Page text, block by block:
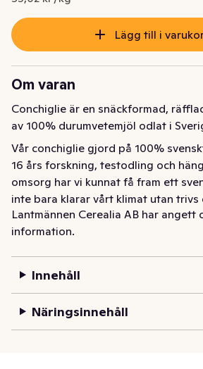
Lägg till i
Om varan
Conchiglie är en snäckformad,
av 100% durumvetemjöl odlat i
Vår conchiglie gjord på 100%
16 års forskning, testodling och
omsorg har vi kunnat få fram ett
inte bara klarar vårt klimat utan trivs
våra svenska gårdar har vetet fått
under ljumma sommardagar och
conchiglie  i vår alldeles egna
Lantmännen Cerealia AB har angett
information.
Innehåll
Näringsinnehåll